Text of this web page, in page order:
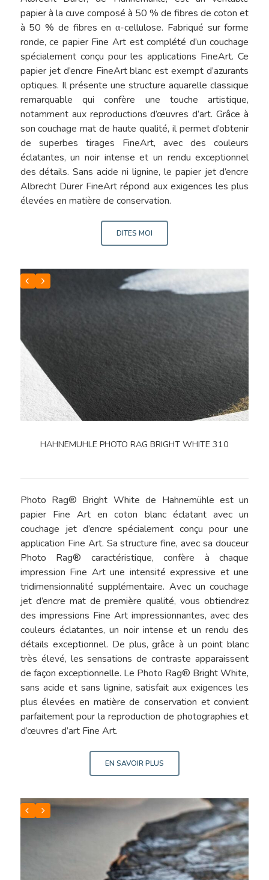
papier à la cuve composé à 50 % de fibres de coton et
à 50 % de fibres en α-cellulose. Fabriqué sur forme
ronde, ce papier Fine Art est complété d’un couchage
spécialement conçu pour les applications FineArt. Ce
papier jet d’encre FineArt blanc est exempt d’azurants
optiques. Il présente une structure aquarelle classique
remarquable qui confère une touche artistique,
notamment aux reproductions d’œuvres d’art. Grâce à
son couchage mat de haute qualité, il permet d’obtenir
de superbes tirages FineArt, avec des couleurs
éclatantes, un noir intense et un rendu exceptionnel
des détails. Sans acide ni lignine, le papier jet d’encre
Albrecht Dürer FineArt répond aux exigences les plus
élevées en matière de conservation.
DITES MOI
HAHNEMUHLE PHOTO RAG BRIGHT WHITE 310
Photo Rag® Bright White de Hahnemühle est un
papier Fine Art en coton blanc éclatant avec un
couchage jet d’encre spécialement conçu pour une
application Fine Art. Sa structure fine, avec sa douceur
Photo Rag® caractéristique, confère à chaque
impression Fine Art une intensité expressive et une
tridimensionnalité supplémentaire. Avec un couchage
jet d’encre mat de première qualité, vous obtiendrez
des impressions Fine Art impressionnantes, avec des
couleurs éclatantes, un noir intense et un rendu des
détails exceptionnel. De plus, grâce à un point blanc
très élevé, les sensations de contraste apparaissent
de façon exceptionnelle. Le Photo Rag® Bright White,
sans acide et sans lignine, satisfait aux exigences les
plus élevées en matière de conservation et convient
parfaitement pour la reproduction de photographies et
d’œuvres d’art Fine Art.
EN SAVOIR PLUS